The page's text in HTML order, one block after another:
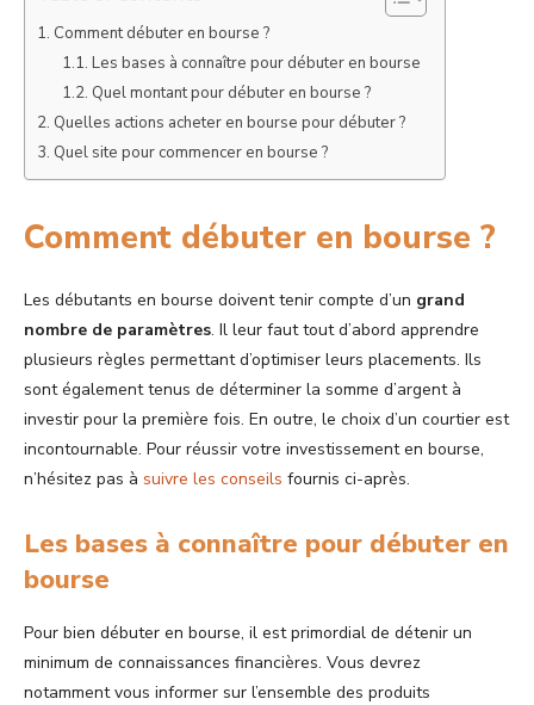
Comment débuter en bourse ?
Les bases à connaître pour débuter en bourse
Quel montant pour débuter en bourse ?
Quelles actions acheter en bourse pour débuter ?
Quel site pour commencer en bourse ?
Comment débuter en bourse ?
Les débutants en bourse doivent tenir compte d’un grand
nombre de paramètres. Il leur faut tout d’abord apprendre
plusieurs règles permettant d’optimiser leurs placements. Ils
sont également tenus de déterminer la somme d’argent à
investir pour la première fois. En outre, le choix d’un courtier est
incontournable. Pour réussir votre investissement en bourse,
n’hésitez pas à suivre les conseils fournis ci-après.
Les bases à connaître pour débuter en
bourse
Pour bien débuter en bourse, il est primordial de détenir un
minimum de connaissances financières. Vous devrez
notamment vous informer sur l’ensemble des produits